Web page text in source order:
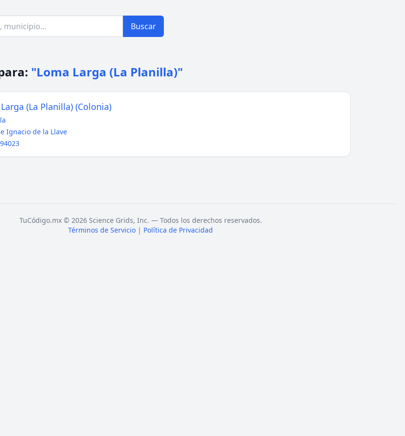
Buscar
"Loma Larga (La Planilla)"
(La Planilla) (Colonia)
Ignacio de la Llave
94023
TuCódigo.mx © 2026 Science Grids, Inc. — Todos los derechos reservados.
Términos de Servicio | Política de Privacidad